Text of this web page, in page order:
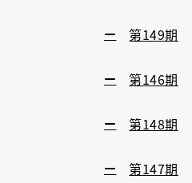
第149期
第146期
第148期
第147期